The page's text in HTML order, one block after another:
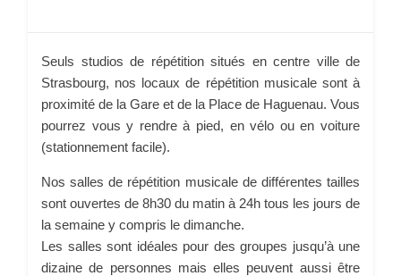
Seuls studios de répétition situés en centre ville de
Strasbourg, nos locaux de répétition musicale sont à
proximité de la Gare et de la Place de Haguenau. Vous
pourrez vous y rendre à pied, en vélo ou en voiture
(stationnement facile).
Nos salles de répétition musicale de différentes tailles
sont ouvertes de 8h30 du matin à 24h tous les jours de
la semaine y compris le dimanche.
Les salles sont idéales pour des groupes jusqu’à une
dizaine de personnes mais elles peuvent aussi être